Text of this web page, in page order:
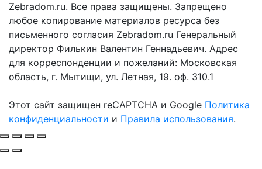
Zebradom.ru. Все права защищены. Запрещено
любое копирование материалов ресурса без
письменного согласия Zebradom.ru Генеральный
директор Филькин Валентин Геннадьевич. Адрес
для корреспонденции и пожеланий: Московская
область, г. Мытищи, ул. Летная, 19. оф. 310.1
Этот сайт защищен reCAPTCHA и Google Политика
конфиденциальности и Правила использования.